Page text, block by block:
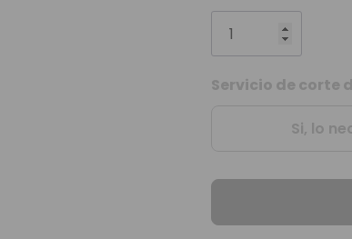
Unidades
Servicio de corte
Si, lo